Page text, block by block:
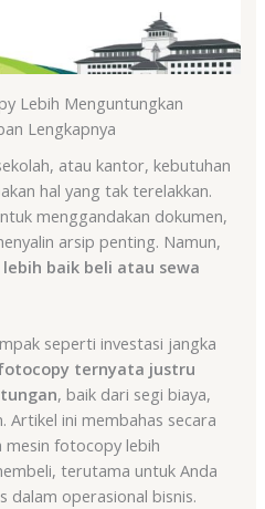
Lebih Menguntungkan
Lengkapnya
atau kantor, kebutuhan
hal yang tak terelakkan.
menggandakan dokumen,
arsip penting. Namun,
lebih baik beli atau sewa
seperti investasi jangka
ternyata justru
, baik dari segi biaya,
Artikel ini membahas secara
mesin fotocopy lebih
terutama untuk Anda
dalam operasional bisnis.